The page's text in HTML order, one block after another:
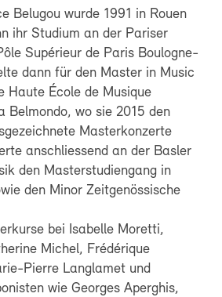
Belugou wurde 1991 in Rouen
ihr Studium an der Pariser
Supérieur de Paris Boulogne-
dann für den Master in Music
Haute École de Musique
Belmondo, wo sie 2015 den
Masterkonzerte
anschliessend an der Basler
den Masterstudiengang in
den Minor Zeitgenössische
bei Isabelle Moretti,
Michel, Frédérique
Pierre Langlamet und
wie Georges Aperghis,